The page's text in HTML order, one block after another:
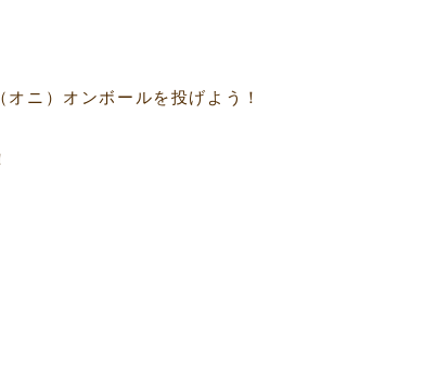
ニ）オンボールを投げよう！